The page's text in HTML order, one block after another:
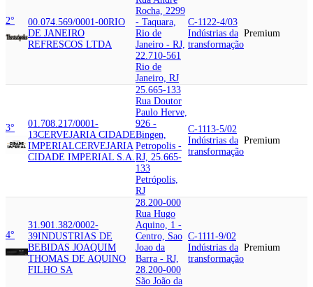
2° 00.074.569/0001-00RIO
DE JANEIRO
REFRESCOS LTDA
Rocha, 2299
- Taquara,
Rio de
Janeiro - RJ,
22.710-561
Rio de
Janeiro, RJ
C-1122-4/03
Indústrias da
transformação
Premium
3°
01.708.217/0001-
13CERVEJARIA CIDADE
IMPERIALCERVEJARIA
CIDADE IMPERIAL S.A.
25.665-133
Rua Doutor
Paulo Herve,
926 -
Bingen,
Petropolis -
RJ, 25.665-
133
Petrópolis,
RJ
C-1113-5/02
Indústrias da
transformação
Premium
4°
31.901.382/0002-
39INDUSTRIAS DE
BEBIDAS JOAQUIM
THOMAS DE AQUINO
FILHO SA
28.200-000
Rua Hugo
Aquino, 1 -
Centro, Sao
Joao da
Barra - RJ,
28.200-000
São João da
C-1111-9/02
Indústrias da
transformação
Premium